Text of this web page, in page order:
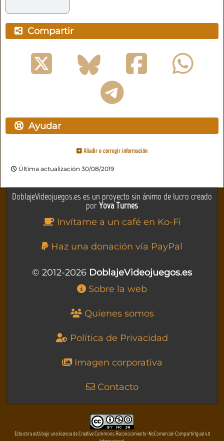
Compartir
Ayudar
Añadir o corregir información
Última actualización 30/08/2019
DoblajeVideojuegos.es es un proyecto sin ánimo de lucro creado
porYova Turnes
Invítame a un café en Ko-Fi
Haz una donación vía PayPal
© 2012-2026 DoblajeVideojuegos.es
Sobre la web
Quienes somos
Política de Privacidad
Imagen corporativa
Contacto
Esta obra está bajo una licencia de Creative Commons Reconocimiento-NoComercial-CompartirIgual 4.0